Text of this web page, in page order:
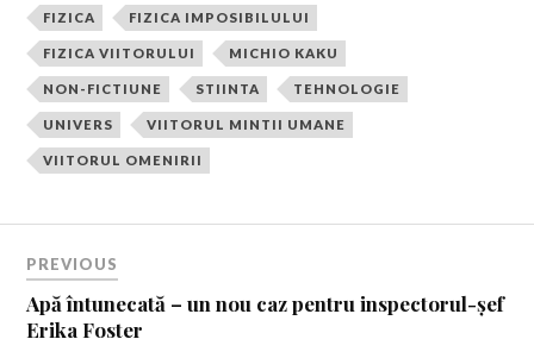
FIZICA FIZICA IMPOSIBILULUI
FIZICA VIITORULUI MICHIO KAKU
NON-FICTIUNE STIINTA TEHNOLOGIE
UNIVERS VIITORUL MINTII UMANE
VIITORUL OMENIRII
PREVIOUS
Apă întunecată – un nou caz pentru inspectorul-șef
Erika Foster